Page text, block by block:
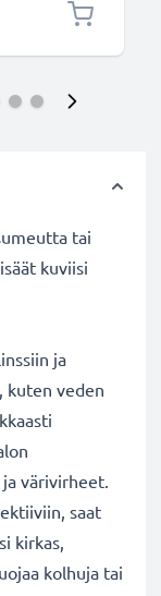
tai
kuviisi
ja
kuten veden
värivirheet.
saat
kirkas,
kolhuja tai